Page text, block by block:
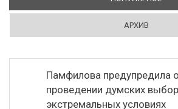
АРХИВ
Памфилова предупредила о
проведении думских
экстремальных условиях